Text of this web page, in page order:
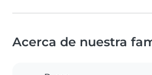
Acerca de nuestra